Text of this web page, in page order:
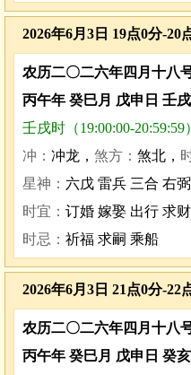
2026年6月3日 19点0分-20
农历二〇二六年四月十八
丙午年 癸巳月 戊申日 壬
壬戌时（19:00:00-
冲： 冲龙， 煞方： 煞北，
星神： 六戊 雷兵 三合 右弼
时宜： 订婚 嫁娶 出行 求
时忌： 祈福 求嗣 乘船
2026年6月3日 21点0分-22
农历二〇二六年四月十八
丙午年 癸巳月 戊申日 癸